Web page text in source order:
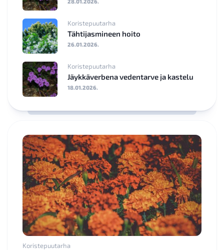
Koristepuutarha
Tähtijasmineen hoito
26.01.2026.
Koristepuutarha
Jäykkäverbena vedentarve ja kastelu
18.01.2026.
Koristepuutarha